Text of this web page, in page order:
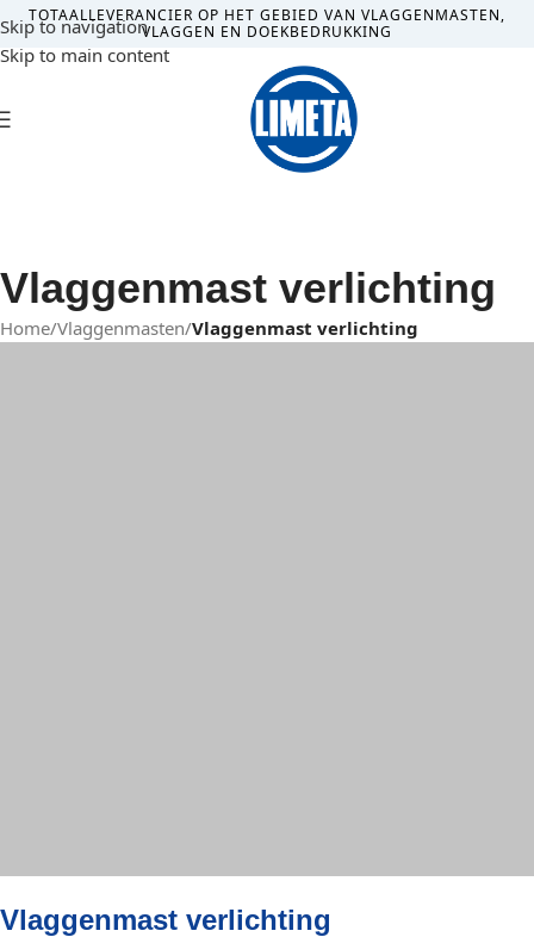
Skip to navigation
Skip to main content
TOTAALLEVERANCIER OP HET GEBIED VAN VLAGGENMASTEN,
VLAGGEN EN DOEKBEDRUKKING
Vlaggenmast verlichting
Home/Vlaggenmasten/Vlaggenmast verlichting
Vlaggenmast verlichting